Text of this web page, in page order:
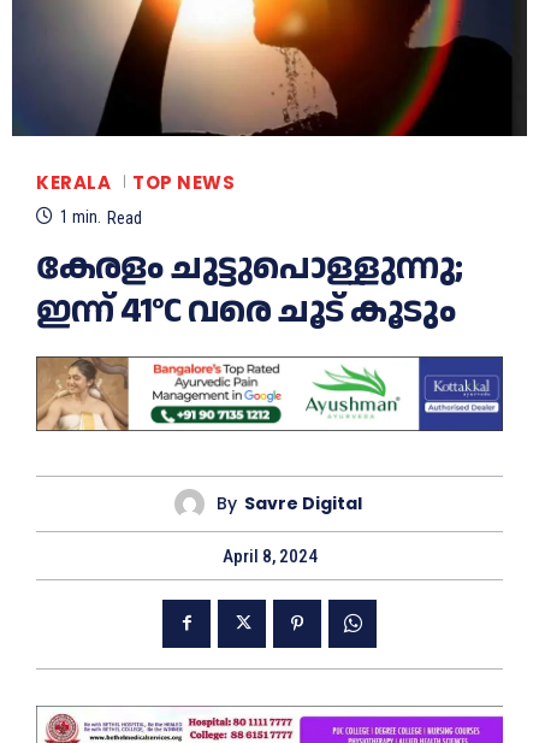
KERALA TOP NEWS
1 min. Read
കേരളം ചുട്ടുപൊള്ളുന്നു;
ഇന്ന് 41°C വരെ ചൂട് കൂടും
By Savre Digital
April 8, 2024